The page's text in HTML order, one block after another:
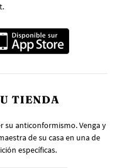
TIENDA
su anticonformismo. Venga y
de su casa en una de
específicas.